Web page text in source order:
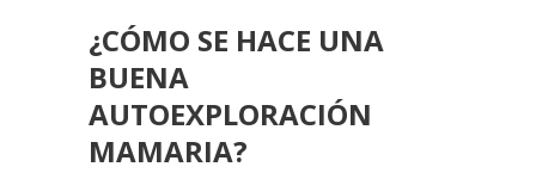
¿CÓMO SE HACE UNA
BUENA
AUTOEXPLORACIÓN
MAMARIA?